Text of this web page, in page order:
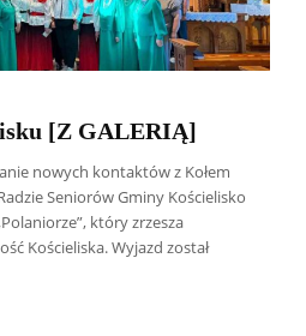
[Z GALERIĄ]
nowych kontaktów z Kołem
Seniorów Gminy Kościelisko
który zrzesza
Kościeliska. Wyjazd został